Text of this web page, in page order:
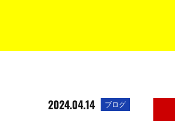
2024.04.14 ブログ